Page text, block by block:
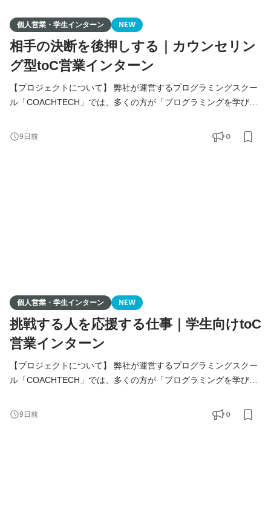
個人営業・学生インターン NEW
相手の決断を後押しする｜カウンセリン
グ型toC営業インターン
【プロジェクトについて】 弊社が運営するプログラミングスクー
ル「COACHTECH」では、多くの方が「プログラミングを学びた
踏み出せずにいます。 そんな方々に、プログラミング学習の魅力
やキャリアの可能性をお伝えし、人生を変えるきっかけを提供す
9日前 0
個人営業・学生インターン NEW
挑戦する人を応援する仕事｜学生向けtoC
営業インターン
【プロジェクトについて】 弊社が運営するプログラミングスクー
ル「COACHTECH」では、多くの方が「プログラミングを学びた
踏み出せずにいます。 そんな方々に、プログラミング学習の魅力
やキャリアの可能性をお伝えし、人生を変えるきっかけを提供す
9日前 0